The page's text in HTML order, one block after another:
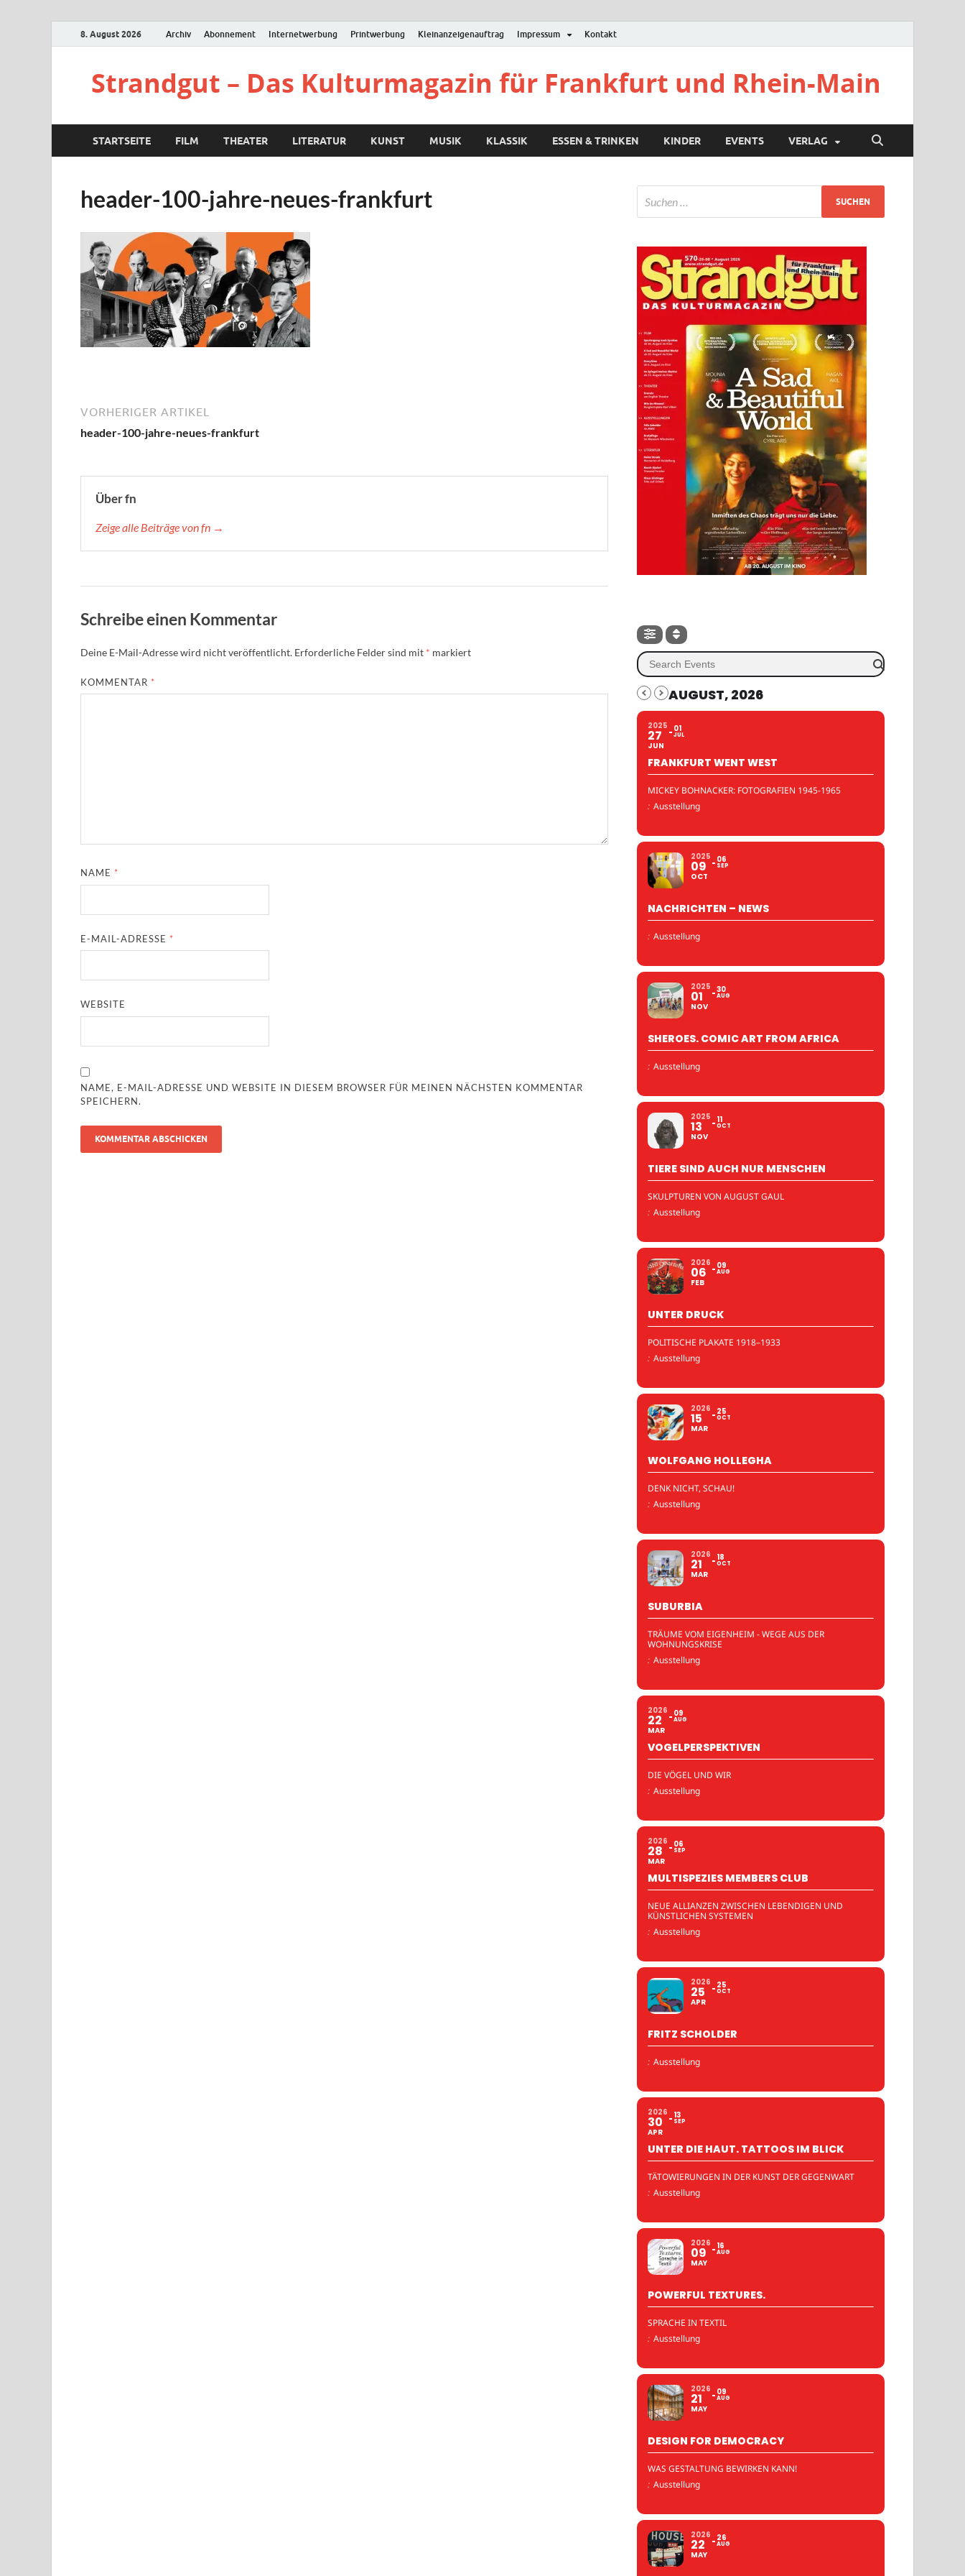
8. August 2026 Archiv Abonnement Internetwerbung Printwerbung Kleinanzeigenauftrag Impressum Kontakt
Strandgut – Das Kulturmagazin für Frankfurt und Rhein-Main
STARTSEITE FILM THEATER LITERATUR KUNST MUSIK KLASSIK ESSEN & TRINKEN KINDER EVENTS VERLAG
header-100-jahre-neues-frankfurt
VORHERIGER ARTIKEL
header-100-jahre-neues-frankfurt
Über fn
Zeige alle Beiträge von fn →
Schreibe einen Kommentar
Deine E-Mail-Adresse wird nicht veröffentlicht. Erforderliche Felder sind mit * markiert
KOMMENTAR *
NAME *
E-MAIL-ADRESSE *
WEBSITE
NAME, E-MAIL-ADRESSE UND WEBSITE IN DIESEM BROWSER FÜR MEINEN NÄCHSTEN KOMMENTAR
SPEICHERN.
AUGUST, 2026
2025
27
JUN
01
JUL
FRANKFURT WENT WEST
MICKEY BOHNACKER: FOTOGRAFIEN 1945-1965
: Ausstellung
2025
09
OCT
06
SEP
NACHRICHTEN – NEWS
: Ausstellung
2025
01
NOV
30
AUG
SHEROES. COMIC ART FROM AFRICA
: Ausstellung
2025
13
NOV
11
OCT
TIERE SIND AUCH NUR MENSCHEN
SKULPTUREN VON AUGUST GAUL
: Ausstellung
2026
06
FEB
09
AUG
UNTER DRUCK
POLITISCHE PLAKATE 1918–1933
: Ausstellung
2026
15
MAR
25
OCT
WOLFGANG HOLLEGHA
DENK NICHT, SCHAU!
: Ausstellung
2026
21
MAR
18
OCT
SUBURBIA
TRÄUME VOM EIGENHEIM - WEGE AUS DER
WOHNUNGSKRISE
: Ausstellung
2026
22
MAR
09
AUG
VOGELPERSPEKTIVEN
DIE VÖGEL UND WIR
: Ausstellung
2026
28
MAR
06
SEP
MULTISPEZIES MEMBERS CLUB
NEUE ALLIANZEN ZWISCHEN LEBENDIGEN UND
KÜNSTLICHEN SYSTEMEN
: Ausstellung
2026
25
APR
25
OCT
FRITZ SCHOLDER
: Ausstellung
2026
30
APR
13
SEP
UNTER DIE HAUT. TATTOOS IM BLICK
TÄTOWIERUNGEN IN DER KUNST DER GEGENWART
: Ausstellung
2026
09
MAY
16
AUG
POWERFUL TEXTURES.
SPRACHE IN TEXTIL
: Ausstellung
2026
21
MAY
09
AUG
DESIGN FOR DEMOCRACY
WAS GESTALTUNG BEWIRKEN KANN!
: Ausstellung
2026
22
MAY
26
AUG